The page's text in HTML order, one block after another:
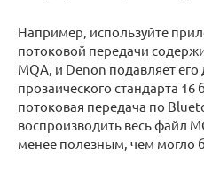
Например, используйте
потоковой передачи
MQA, и Denon подавляет
прозаического стандарта 16
потоковая передача по
воспроизводить весь файл
менее полезным, чем могло